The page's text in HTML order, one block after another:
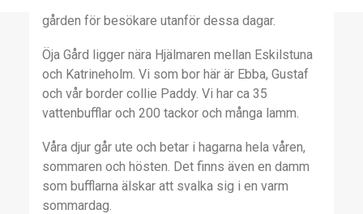
gården för besökare utanför dessa dagar.
Öja Gård ligger nära Hjälmaren mellan Eskilstuna
och Katrineholm. Vi som bor här är Ebba, Gustaf
och vår border collie Paddy. Vi har ca 35
vattenbufflar och 200 tackor och många lamm.
Våra djur går ute och betar i hagarna hela våren,
sommaren och hösten. Det finns även en damm
som bufflarna älskar att svalka sig i en varm
sommardag.